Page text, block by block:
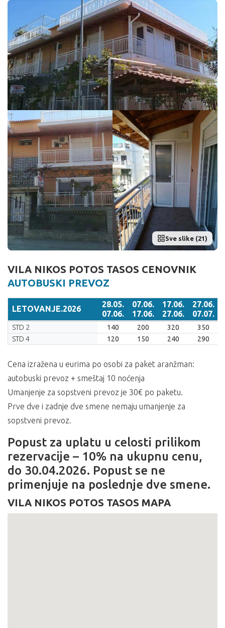
Sve slike (21)
VILA NIKOS POTOS TASOS CENOVNIK
AUTOBUSKI PREVOZ
LETOVANJE.2026
28.05.
07.06.
07.06.
17.06.
17.06.
27.06.
27.06.
07.07.
LETOVANJE.2026
28.05.
07.06.
07.06.
17.06.
17.06.
27.06.
27.06.
07.07.
STD 2 140 200 320
350
STD 4
120 150 240 290
Cena izražena u eurima po osobi za paket aranžman:
autobuski prevoz + smeštaj 10 noćenja
Umanjenje za sopstveni prevoz je 30€ po paketu.
Prve dve i zadnje dve smene nemaju umanjenje za
sopstveni prevoz.
Popust za uplatu u celosti prilikom
rezervacije – 10% na ukupnu cenu,
do 30.04.2026. Popust se ne
primenjuje na poslednje dve smene.
VILA NIKOS POTOS TASOS MAPA